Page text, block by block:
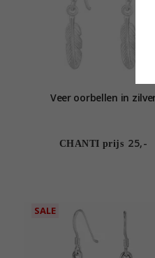
Veer oorbellen in
CHANTI prijs 25,-
SALE